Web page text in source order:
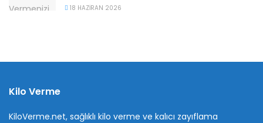
18 HAZIRAN 2026
Kilo Verme
KiloVerme.net, sağlıklı kilo verme ve kalıcı zayıflama